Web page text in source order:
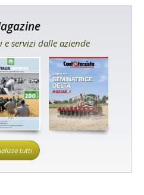
e servizi dalle aziende
tutti